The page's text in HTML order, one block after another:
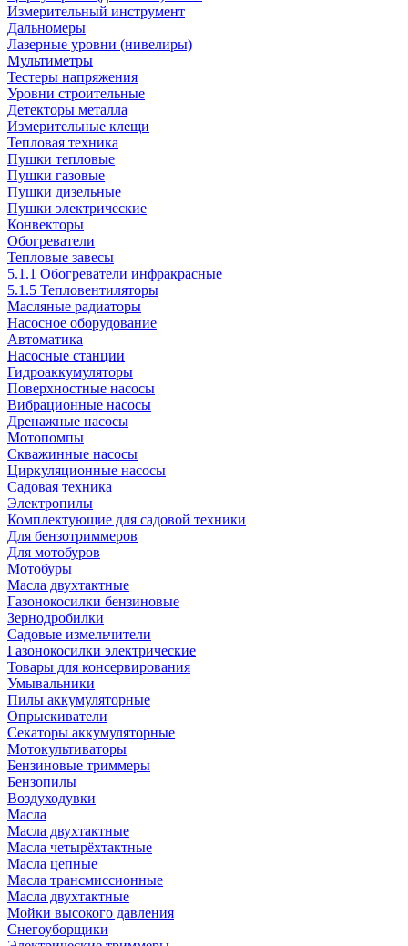
Измерительный инструмент
Дальномеры
Лазерные уровни (нивелиры)
Мультиметры
Тестеры напряжения
Уровни строительные
Детекторы металла
Измерительные клещи
Тепловая техника
Пушки тепловые
Пушки газовые
Пушки дизельные
Пушки электрические
Конвекторы
Обогреватели
Тепловые завесы
5.1.1 Обогреватели инфракрасные
5.1.5 Тепловентиляторы
Масляные радиаторы
Насосное оборудование
Автоматика
Насосные станции
Гидроаккумуляторы
Поверхностные насосы
Вибрационные насосы
Дренажные насосы
Мотопомпы
Скважинные насосы
Циркуляционные насосы
Садовая техника
Электропилы
Комплектующие для садовой техники
Для бензотриммеров
Для мотобуров
Мотобуры
Масла двухтактные
Газонокосилки бензиновые
Зернодробилки
Садовые измельчители
Газонокосилки электрические
Товары для консервирования
Умывальники
Пилы аккумуляторные
Опрыскиватели
Секаторы аккумуляторные
Мотокультиваторы
Бензиновые триммеры
Бензопилы
Воздуходувки
Масла
Масла двухтактные
Масла четырёхтактные
Масла цепные
Масла трансмиссионные
Масла двухтактные
Мойки высокого давления
Снегоуборщики